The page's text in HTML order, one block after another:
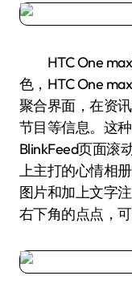
HTC One max
色，HTC One
聚合界面，在资
节目等信息。这
BlinkFeed页面滚
上主打的心情相
图片和加上文字
右下角的点点，